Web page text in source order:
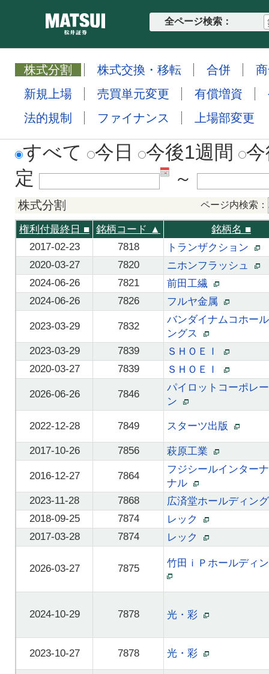
全ページ検索：
株式分割 株式交換・移転 合併
新規上場
売買単元変更 有償増資
法的規制
ファイナンス 上場部変更
すべて 今日 今後1週間
定
～
株式分割 ページ内検索：
権利付最終日 ■ 銘柄コード ▲ 銘柄名 ■
2017-02-23
7818
トランザクション
2020-03-27
7820
ニホンフラッシュ
2024-06-26
7821
前田工繊
2024-06-26
7826 フルヤ金属
2023-03-29 7832
バンダイナムコホー
ングス
2023-03-29
7839
ＳＨＯＥＩ
2020-03-27
7839 ＳＨＯＥＩ
2026-06-26 7846
パイロットコーポレ
ン
2022-12-28 7849 スターツ出版
2017-10-26 7856 萩原工業
2016-12-27 7864
フジシールインター
ナル
2023-11-28
7868
広済堂ホールディン
2018-09-25
7874
レック
2017-03-28
7874 レック
2026-03-27 7875 竹田ｉＰホールディ
2024-10-29 7878 光・彩
2023-10-27 7878 光・彩